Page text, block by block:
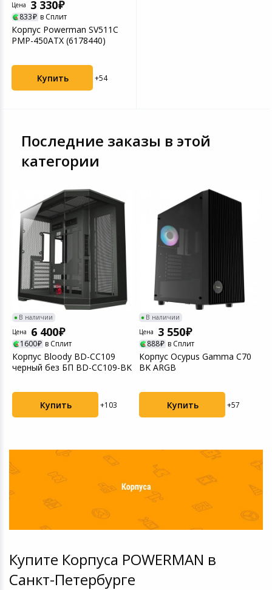
Цена 3 330
833 в Сплит
Корпус Powerman SV511C
PMP-450ATX (6178440)
Купить +54
Последние заказы в этой
категории
В наличии
Цена
6 400
1600 в Сплит
Корпус Bloody BD-CC109
черный без БП BD-CC109-BK
Купить +103
В наличии
Цена
3 550
888 в Сплит
Корпус Ocypus Gamma C70
BK ARGB
Купить +57
Купите Корпуса POWERMAN в
Санкт-Петербурге